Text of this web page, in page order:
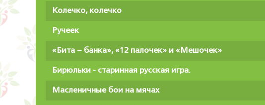
Колечко, колечко
Ручеек
«Бита – банка», «12 палочек» и «Мешочек»
Бирюльки - старинная русская игра.
Масленичные бои на мячах